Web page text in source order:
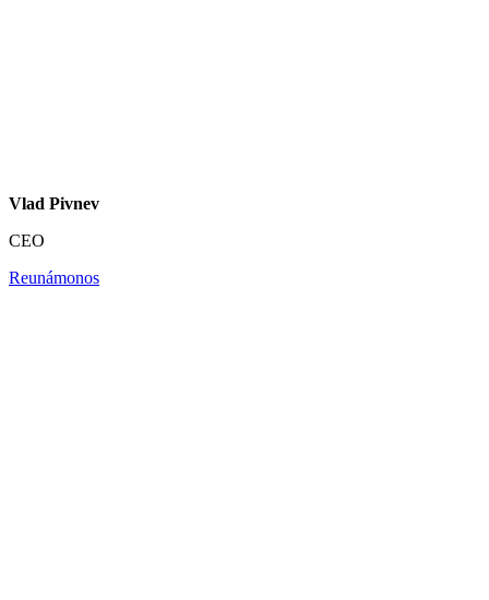
Vlad Pivnev
CEO
Reunámonos